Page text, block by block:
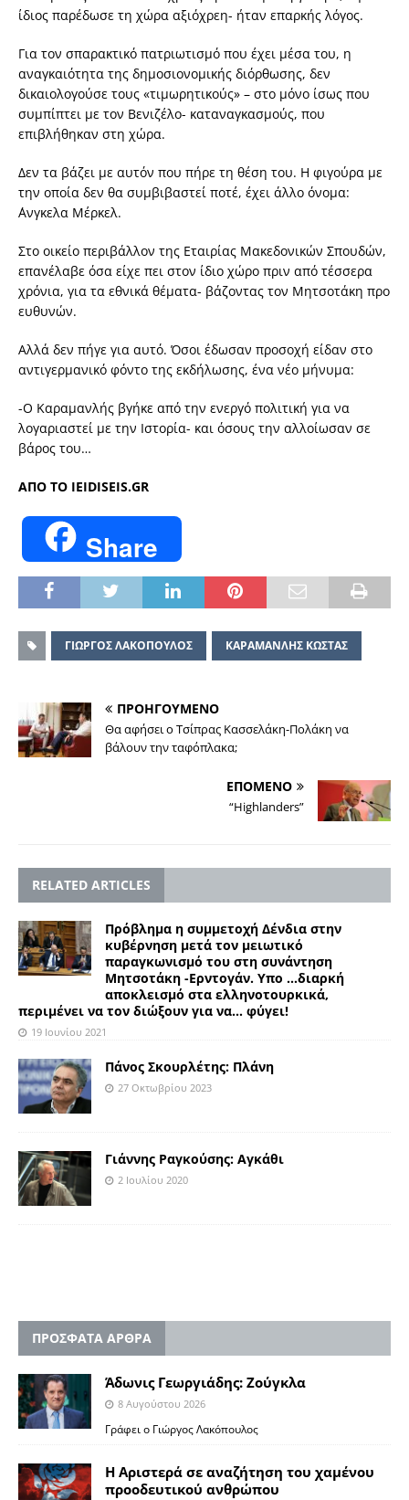
ίδιος παρέδωσε τη χώρα αξιόχρεη- ήταν επαρκής λόγος.
Για τον σπαρακτικό πατριωτισμό που έχει μέσα του, η
αναγκαιότητα της δημοσιονομικής διόρθωσης, δεν
δικαιολογούσε τους «τιμωρητικούς» – στο μόνο ίσως που
συμπίπτει με τον Βενιζέλο- καταναγκασμούς, που
επιβλήθηκαν στη χώρα.
Δεν τα βάζει με αυτόν που πήρε τη θέση του. Η φιγούρα με
την οποία δεν θα συμβιβαστεί ποτέ, έχει άλλο όνομα:
΄Ανγκελα Μέρκελ.
Στο οικείο περιβάλλον της Εταιρίας Μακεδονικών Σπουδών,
επανέλαβε όσα είχε πει στον ίδιο χώρο πριν από τέσσερα
χρόνια, για τα εθνικά θέματα- βάζοντας τον Μητσοτάκη προ
ευθυνών.
Αλλά δεν πήγε για αυτό. Όσοι έδωσαν προσοχή είδαν στο
αντιγερμανικό φόντο της εκδήλωσης, ένα νέο μήνυμα:
-Ο Καραμανλής βγήκε από την ενεργό πολιτική για να
λογαριαστεί με την Ιστορία- και όσους την αλλοίωσαν σε
βάρος του…
ΑΠΟ ΤΟ IEIDISEIS.GR
Share
ΓΙΩΡΓΟΣ ΛΑΚΟΠΟΥΛΟΣ ΚΑΡΑΜΑΝΛΗΣ ΚΩΣΤΑΣ
ΠΡΟΗΓΟΥΜΕΝΟ
Θα αφήσει ο Τσίπρας Κασσελάκη-Πολάκη να
βάλουν την ταφόπλακα;
ΕΠΟΜΕΝΟ
“Highlanders”
RELATED ARTICLES
Πρόβλημα η συμμετοχή Δένδια στην
κυβέρνηση μετά τον μειωτικό
παραγκωνισμό του στη συνάντηση
Μητσοτάκη -Ερντογάν. Υπο …διαρκή
αποκλεισμό στα ελληνοτουρκικά,
περιμένει να τον διώξουν για να… φύγει!
19 Ιουνίου 2021
Πάνος Σκουρλέτης: Πλάνη
27 Οκτωβρίου 2023
Γιάννης Ραγκούσης: Αγκάθι
2 Ιουλίου 2020
ΠΡΟΣΦΑΤΑ ΑΡΘΡΑ
Άδωνις Γεωργιάδης: Ζούγκλα
8 Αυγούστου 2026
Γράφει ο Γιώργος Λακόπουλος
Η Αριστερά σε αναζήτηση του χαμένου
προοδευτικού ανθρώπου